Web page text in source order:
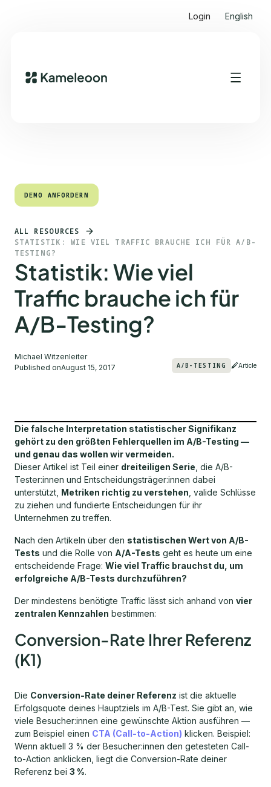
Login English
Quick Links
DEMO ANFORDERN
DEMO ANFORDERN
ALL RESOURCES
STATISTIK: WIE VIEL TRAFFIC BRAUCHE ICH FÜR A/B-
TESTING?
Statistik: Wie viel
Traffic brauche ich für
A/B-Testing?
Michael Witzenleiter
Published onAugust 15, 2017 A/B-TESTING Article
Die falsche Interpretation statistischer Signifikanz
gehört zu den größten Fehlerquellen im A/B-Testing —
und genau das wollen wir vermeiden.
Dieser Artikel ist Teil einer dreiteiligen Serie , die A/B-
Tester:innen und Entscheidungsträger:innen dabei
unterstützt, Metriken richtig zu verstehen , valide Schlüsse
zu ziehen und fundierte Entscheidungen für ihr
Unternehmen zu treffen.
Nach den Artikeln über den statistischen Wert von A/B-
Tests und die Rolle von A/A-Tests geht es heute um eine
entscheidende Frage: Wie viel Traffic brauchst du, um
erfolgreiche A/B-Tests durchzuführen?
Der mindestens benötigte Traffic lässt sich anhand von vier
zentralen Kennzahlen bestimmen:
Conversion-Rate Ihrer Referenz
(K1)
Die Conversion-Rate deiner Referenz ist die aktuelle
Erfolgsquote deines Hauptziels im A/B-Test. Sie gibt an, wie
viele Besucher:innen eine gewünschte Aktion ausführen —
zum Beispiel einen CTA (Call-to-Action) klicken. Beispiel:
Wenn aktuell 3 % der Besucher:innen den getesteten Call-
to-Action anklicken, liegt die Conversion-Rate deiner
Referenz bei 3 %.